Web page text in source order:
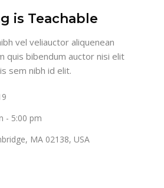
is Teachable
vel veliauctor aliquenean
quis bibendum auctor nisi elit
sem nibh id elit.
- 5:00 pm
MA 02138, USA